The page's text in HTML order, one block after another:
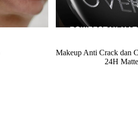
Makeup Anti Crack dan
24H